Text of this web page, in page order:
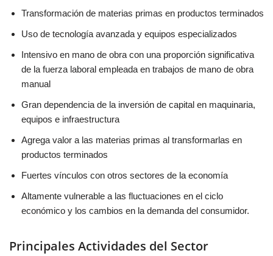
Transformación de materias primas en productos terminados
Uso de tecnología avanzada y equipos especializados
Intensivo en mano de obra con una proporción significativa
de la fuerza laboral empleada en trabajos de mano de obra
manual
Gran dependencia de la inversión de capital en maquinaria,
equipos e infraestructura
Agrega valor a las materias primas al transformarlas en
productos terminados
Fuertes vínculos con otros sectores de la economía
Altamente vulnerable a las fluctuaciones en el ciclo
económico y los cambios en la demanda del consumidor.
Principales Actividades del Sector